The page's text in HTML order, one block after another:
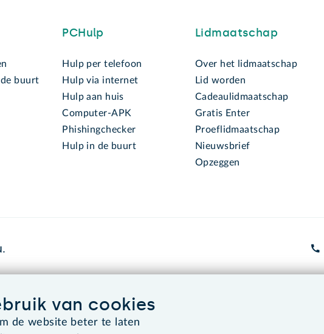
buurt
PCHulp
Hulp per telefoon
Hulp via internet
Hulp aan huis
Computer-APK
Phishingchecker
Hulp in de buurt
Lidmaatschap
Over het lidmaatschap
Lid worden
Cadeaulidmaatschap
Gratis Enter
Proeflidmaatschap
Nieuwsbrief
Opzeggen
van cookies
de website beter te laten